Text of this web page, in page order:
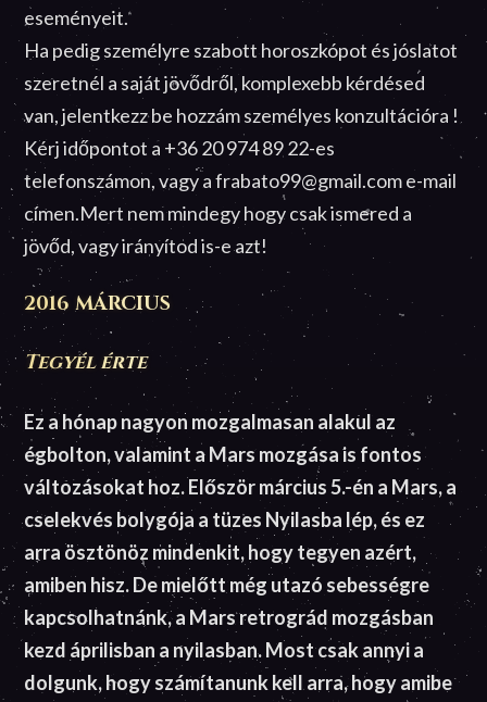
eseményeit.
Ha pedig személyre szabott horoszkópot és jóslatot
szeretnél a saját jövődről, komplexebb kérdésed
van, jelentkezz be hozzám személyes konzultációra !
Kérj időpontot a +36 20 974 89 22-es
telefonszámon, vagy a frabato99@gmail.com e-mail
címen.Mert nem mindegy hogy csak ismered a
jövőd, vagy irányítod is-e azt!
2016 MÁRCIUS
Tegyél érte
Ez a hónap nagyon mozgalmasan alakul az
égbolton, valamint a Mars mozgása is fontos
változásokat hoz. Először március 5.-én a Mars, a
cselekvés bolygója a tüzes Nyilasba lép, és ez
arra ösztönöz mindenkit, hogy tegyen azért,
amiben hisz. De mielőtt még utazó sebességre
kapcsolhatnánk, a Mars retrográd mozgásban
kezd áprilisban a nyilasban. Most csak annyi a
dolgunk, hogy számítanunk kell arra, hogy amibe